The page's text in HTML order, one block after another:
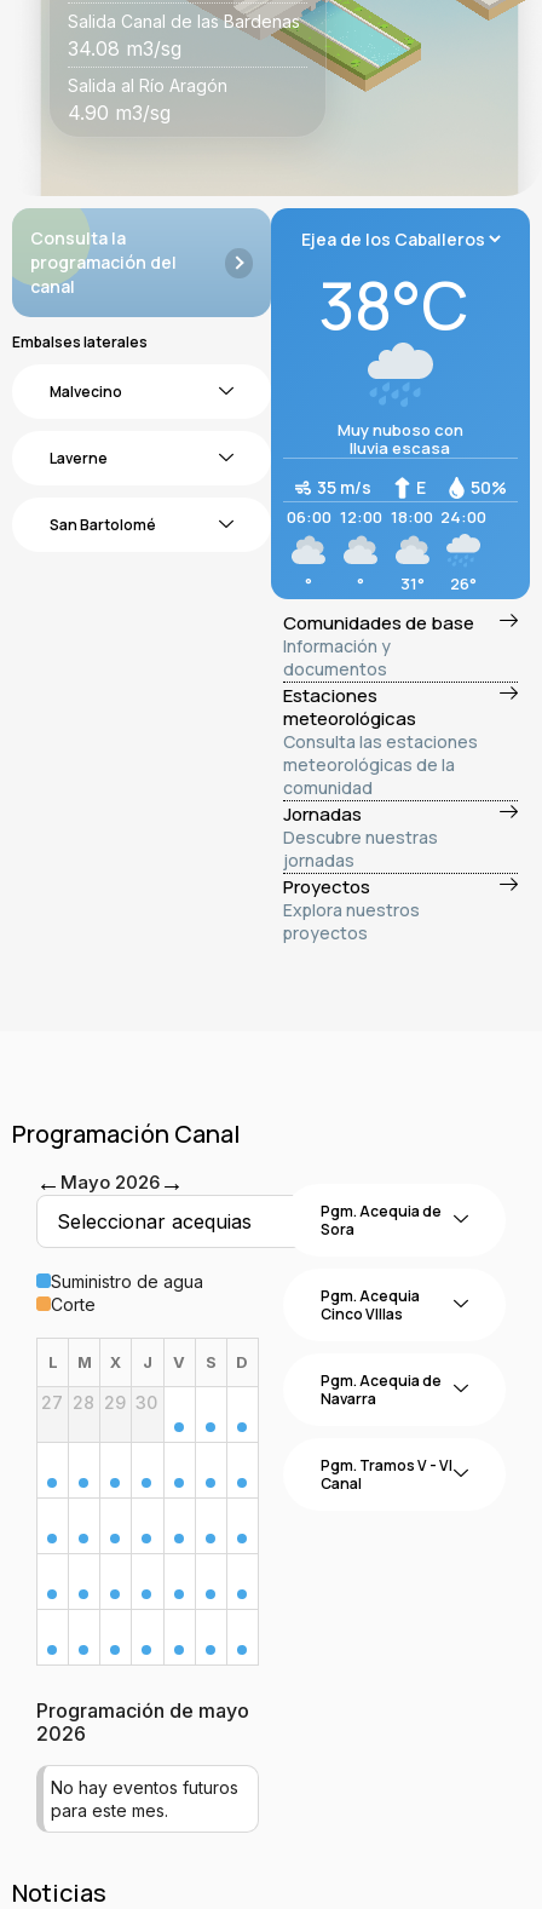
Salida Canal de las Bardenas
34.08 m3/sg
Salida al Río Aragón
4.90 m3/sg
Consulta la
programación del
canal
Embalses laterales
Malvecino
Laverne
San Bartolomé
38°C
Muy nuboso con
lluvia escasa
35 m/s E 50%
06:00
°
12:00
°
18:00
31°
24:00
26°
Comunidades de base
Información y
documentos
Estaciones
meteorológicas
Consulta las estaciones
meteorológicas de la
comunidad
Jornadas
Descubre nuestras
jornadas
Proyectos
Explora nuestros
proyectos
Programación Canal
← Mayo 2026 →
Suministro de agua
Corte
L M X J V S D
27 28 29 30
Programación de mayo
2026
No hay eventos futuros
para este mes.
Pgm. Acequia de
Sora
Pgm. Acequia
Cinco VIllas
Pgm. Acequia de
Navarra
Pgm. Tramos V - VI
Canal
Noticias